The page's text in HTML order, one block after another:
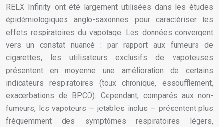
RELX Infinity ont été largement utilisées dans les études
épidémiologiques anglo-saxonnes pour caractériser les
effets respiratoires du vapotage. Les données convergent
vers un constat nuancé : par rapport aux fumeurs de
cigarettes, les utilisateurs exclusifs de vapoteuses
présentent en moyenne une amélioration de certains
indicateurs respiratoires (toux chronique, essoufflement,
exacerbations de BPCO). Cependant, comparés aux non-
fumeurs, les vapoteurs — jetables inclus — présentent plus
fréquemment des symptômes respiratoires légers,